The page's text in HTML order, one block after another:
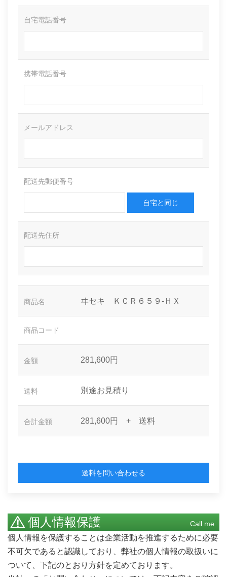
自宅電話番号
携帯電話番号
メールアドレス
配送先郵便番号
自宅と同じ
配送先住所
商品名 ヰセキ ＫＣＲ６５９-ＨＸ
商品コード
金額 281,600円
送料 別途お見積り
合計金額 281,600円 + 送料
送料を問い合わせる
個人情報保護 Call me
個人情報を保護することは企業活動を推進するために必要
不可欠であると認識しており、弊社の個人情報の取扱いに
ついて、下記のとおり方針を定めております。